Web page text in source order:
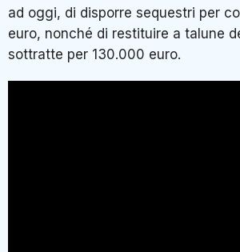
ad oggi, di disporre sequestri per
euro, nonché di restituire a talune
sottratte per 130.000 euro.